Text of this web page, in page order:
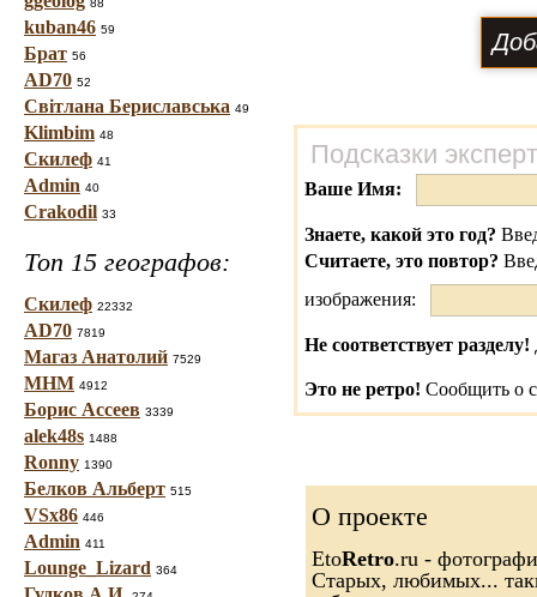
88
kuban46 59
Брат 56
AD70 52
Світлана Бериславська 49
Klimbim 48
Скилеф 41
Admin 40
Crakodil 33
Топ 15 географов:
Скилеф 22332
AD70 7819
Магаз Анатолий 7529
МНМ 4912
Борис Ассеев 3339
alek48s 1488
Ronny 1390
Белков Альберт 515
VSx86 446
Admin 411
Lounge_Lizard 364
Подсказки
Ваше Имя:
Знаете, какой это год?
Считаете, это повтор?
изображения:
Не соответствует разделу!
Это не ретро! Сообщить о
О проекте
EtoRetro.ru -
Старых, любимых...